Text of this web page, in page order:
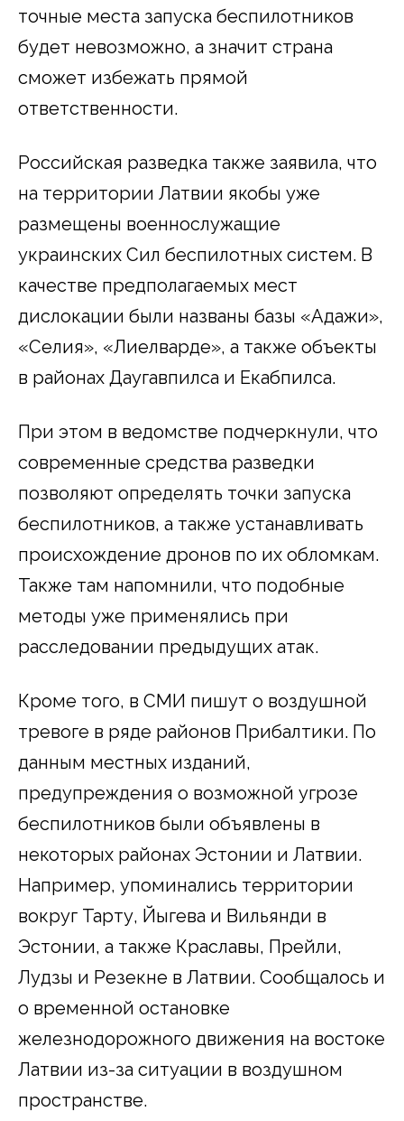
точные места запуска беспилотников
будет невозможно, а значит страна
сможет избежать прямой
ответственности.
Российская разведка также заявила, что
на территории Латвии якобы уже
размещены военнослужащие
украинских Сил беспилотных систем. В
качестве предполагаемых мест
дислокации были названы базы «Адажи»,
«Селия», «Лиелварде», а также объекты
в районах Даугавпилса и Екабпилса.
При этом в ведомстве подчеркнули, что
современные средства разведки
позволяют определять точки запуска
беспилотников, а также устанавливать
происхождение дронов по их обломкам.
Также там напомнили, что подобные
методы уже применялись при
расследовании предыдущих атак.
Кроме того, в СМИ пишут о воздушной
тревоге в ряде районов Прибалтики. По
данным местных изданий,
предупреждения о возможной угрозе
беспилотников были объявлены в
некоторых районах Эстонии и Латвии.
Например, упоминались территории
вокруг Тарту, Йыгева и Вильянди в
Эстонии, а также Краславы, Прейли,
Лудзы и Резекне в Латвии. Сообщалось и
о временной остановке
железнодорожного движения на востоке
Латвии из-за ситуации в воздушном
пространстве.